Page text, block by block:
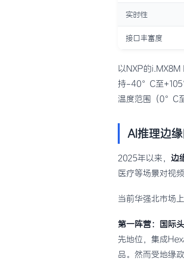
实时性
接口丰富度
以NXP的
持-40°C至
温度范围（0°C
AI推理边
2025年以来， 边
医疗等场景对视
当前华强北市场
第一阵营：国际
先地位，集成
品。然而受地缘